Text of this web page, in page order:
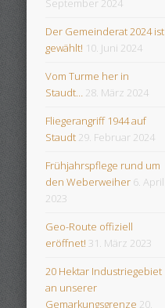
September 2024
Der Gemeinderat 2024 ist
gewählt! 10. Juni 2024
Vom Turme her in
Staudt… 28. März 2024
Fliegerangriff 1944 auf
Staudt 29. Februar 2024
Frühjahrspflege rund um
den Weberweiher 6. April
2023
Geo-Route offiziell
eröffnet! 31. März 2023
20 Hektar Industriegebiet
an unserer
Gemarkungsgrenze 20.